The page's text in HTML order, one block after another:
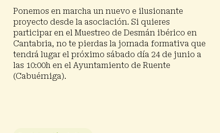
Ponemos en marcha un nuevo e ilusionante
proyecto desde la asociación. Si quieres
participar en el Muestreo de Desmán ibérico en
Cantabria, no te pierdas la jornada formativa que
tendrá lugar el próximo sábado día 24 de junio a
las 10:00h en el Ayuntamiento de Ruente
(Cabuérniga).